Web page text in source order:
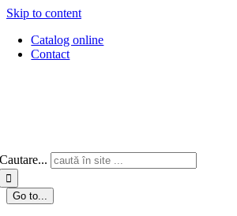
Skip to content
Catalog online
Contact
Cautare...
Go to...